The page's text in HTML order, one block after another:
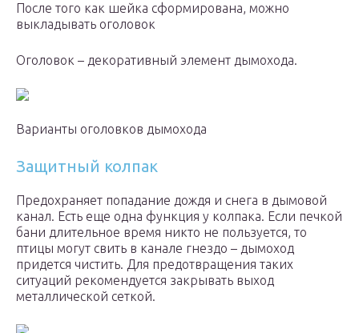
После того как шейка сформирована, можно
выкладывать оголовок
Оголовок – декоративный элемент дымохода.
Варианты оголовков дымохода
Защитный колпак
Предохраняет попадание дождя и снега в дымовой
канал. Есть еще одна функция у колпака. Если печкой
бани длительное время никто не пользуется, то
птицы могут свить в канале гнездо – дымоход
придется чистить. Для предотвращения таких
ситуаций рекомендуется закрывать выход
металлической сеткой.